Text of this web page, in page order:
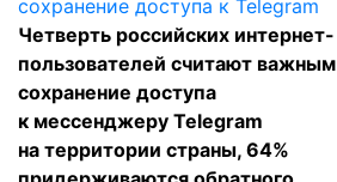
Четверть российских интернет-
пользователей считают важным
сохранение доступа
к мессенджеру Telegram
на территории страны, 64%